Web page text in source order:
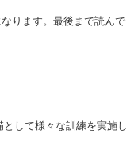
ります。最後まで読んで
して様々な訓練を実施し